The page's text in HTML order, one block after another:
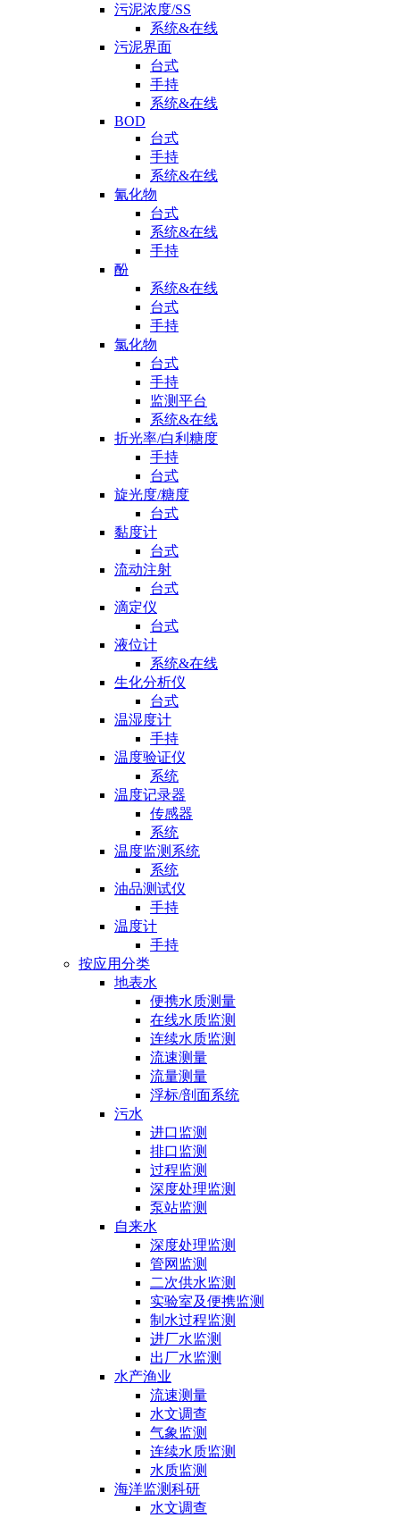
污泥浓度/SS
系统&在线
污泥界面
台式
手持
系统&在线
BOD
台式
手持
系统&在线
氰化物
台式
系统&在线
手持
酚
系统&在线
台式
手持
氯化物
台式
手持
监测平台
系统&在线
折光率/白利糖度
手持
台式
旋光度/糖度
台式
黏度计
台式
流动注射
台式
滴定仪
台式
液位计
系统&在线
生化分析仪
台式
温湿度计
手持
温度验证仪
系统
温度记录器
传感器
系统
温度监测系统
系统
油品测试仪
手持
温度计
手持
按应用分类
地表水
便携水质测量
在线水质监测
连续水质监测
流速测量
流量测量
浮标/剖面系统
污水
进口监测
排口监测
过程监测
深度处理监测
泵站监测
自来水
深度处理监测
管网监测
二次供水监测
实验室及便携监测
制水过程监测
进厂水监测
出厂水监测
水产渔业
流速测量
水文调查
气象监测
连续水质监测
水质监测
海洋监测科研
水文调查